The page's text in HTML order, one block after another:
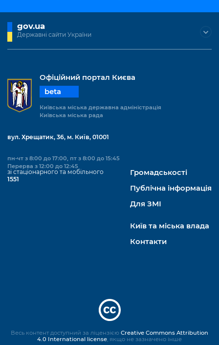
gov.ua
Державні сайти України
Офіційний портал Києва
beta
Київська міська державна адміністрація
Київська міська рада
вул. Хрещатик, 36, м. Київ, 01001
пн-чт з 8:00 до 17:00, пт з 8:00 до 15:45
Перерва з 12:00 до 12:45
зі стаціонарного та мобільного
1551
Громадськості
Публічна інформація
Для ЗМІ
Київ та міська влада
Контакти
Весь контент доступний за ліцензією Creative Commons Attribution
4.0 International license , якщо не зазначено інше